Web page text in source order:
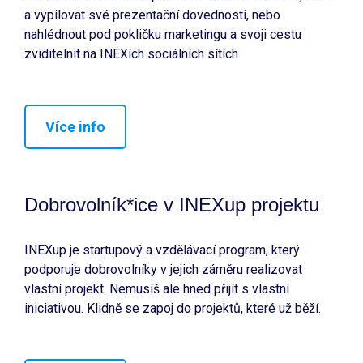
a vypilovat své prezentační dovednosti, nebo
nahlédnout pod pokličku marketingu a svoji cestu
zviditelnit na INEXích sociálních sítích.
Více info
Dobrovolník*ice v INEXup projektu
INEXup je startupový a vzdělávací program, který
podporuje dobrovolníky v jejich záměru realizovat
vlastní projekt. Nemusíš ale hned přijít s vlastní
iniciativou. Klidně se zapoj do projektů, které už běží.